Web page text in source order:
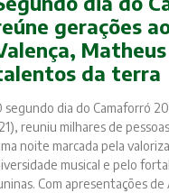
gerações
da terra
segundo dia do Camaforró
reuniu milhares de
noite marcada pela
musical e pelo
Com apresentações